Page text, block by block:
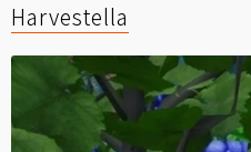
Harvestella